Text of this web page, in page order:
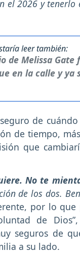
el 2026 y tenerlo
leer también:
de Melissa
en la calle y ya
de
de tiempo,
que
No te
de los dos.
por lo que
de Dios”,
seguros de
a su lado.